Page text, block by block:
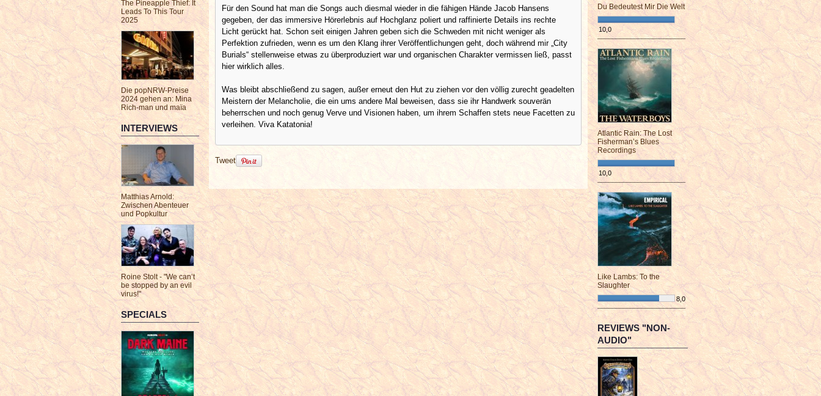
The Pineapple Thief: It
Leads To This Tour
2025
Die popNRW-Preise
2024 gehen an: Mina
Rich-man und maïa
INTERVIEWS
Matthias Arnold:
Zwischen Abenteuer
und Popkultur
Roine Stolt - "We can’t
be stopped by an evil
virus!"
SPECIALS
Für den Sound hat man die Songs auch diesmal wieder in die fähigen Hände Jacob Hansens
gegeben, der das immersive Hörerlebnis auf Hochglanz poliert und raffinierte Details ins rechte
Licht gerückt hat. Schon seit einigen Jahren geben sich die Schweden mit nicht weniger als
Perfektion zufrieden, wenn es um den Klang ihrer Veröffentlichungen geht, doch während mir „City
Burials“ stellenweise etwas zu überproduziert war und organischen Charakter vermissen ließ, passt
hier wirklich alles.
Was bleibt abschließend zu sagen, außer erneut den Hut zu ziehen vor den völlig zurecht geadelten
Meistern der Melancholie, die ein ums andere Mal beweisen, dass sie ihr Handwerk souverän
beherrschen und noch genug Verve und Visionen haben, um ihrem Schaffen stets neue Facetten zu
verleihen. Viva Katatonia!
Tweet
Du Bedeutest Mir Die Welt
10,0
¯¯¯¯¯¯¯¯¯¯¯¯¯¯¯¯¯¯¯¯¯¯¯¯
Atlantic Rain: The Lost
Fisherman’s Blues
Recordings
10,0
¯¯¯¯¯¯¯¯¯¯¯¯¯¯¯¯¯¯¯¯¯¯¯¯
Like Lambs: To the
Slaughter
8,0
¯¯¯¯¯¯¯¯¯¯¯¯¯¯¯¯¯¯¯¯¯¯¯¯
REVIEWS "NON-
AUDIO"